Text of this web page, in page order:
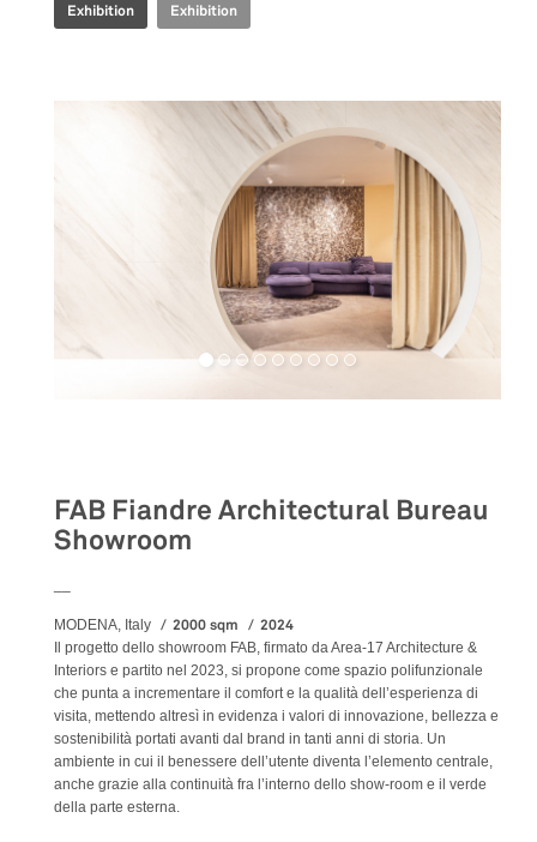
Exhibition Exhibition
FAB Fiandre Architectural Bureau
Showroom
MODENA, Italy 2000 sqm 2024
Il progetto dello showroom FAB, firmato da Area-17 Architecture &
Interiors e partito nel 2023, si propone come spazio polifunzionale
che punta a incrementare il comfort e la qualità dell’esperienza di
visita, mettendo altresì in evidenza i valori di innovazione, bellezza e
sostenibilità portati avanti dal brand in tanti anni di storia. Un
ambiente in cui il benessere dell’utente diventa l’elemento centrale,
anche grazie alla continuità fra l’interno dello show-room e il verde
della parte esterna.